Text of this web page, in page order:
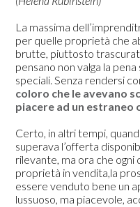
La massima
per quelle proprietà che
brutte, piuttosto
pensano non valga la
speciali. Senza rendersi
coloro che le avevano
piacere ad un estraneo
Certo, in altri tempi,
superava l’offerta
rilevante, ma ora che
proprietà in vendita,la
essere venduto bene un
lussuoso, ma piacevole,